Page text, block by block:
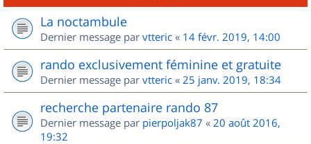
La noctambule
Dernier message par vtteric « 14 févr. 2019, 14:00
rando exclusivement féminine et gratuite
Dernier message par vtteric « 25 janv. 2019, 18:34
recherche partenaire rando 87
Dernier message par pierpoljak87 « 20 août 2016,
19:32